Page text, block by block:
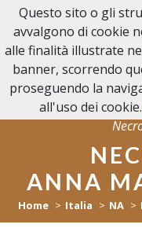
NECROLOGI
AGRO ATELLANO
ANNA
Home Italia NA
Questo sito o gli
avvalgono di cookie
alle finalità illustrate
banner, scorrendo
proseguendo la
all'uso dei cookie.